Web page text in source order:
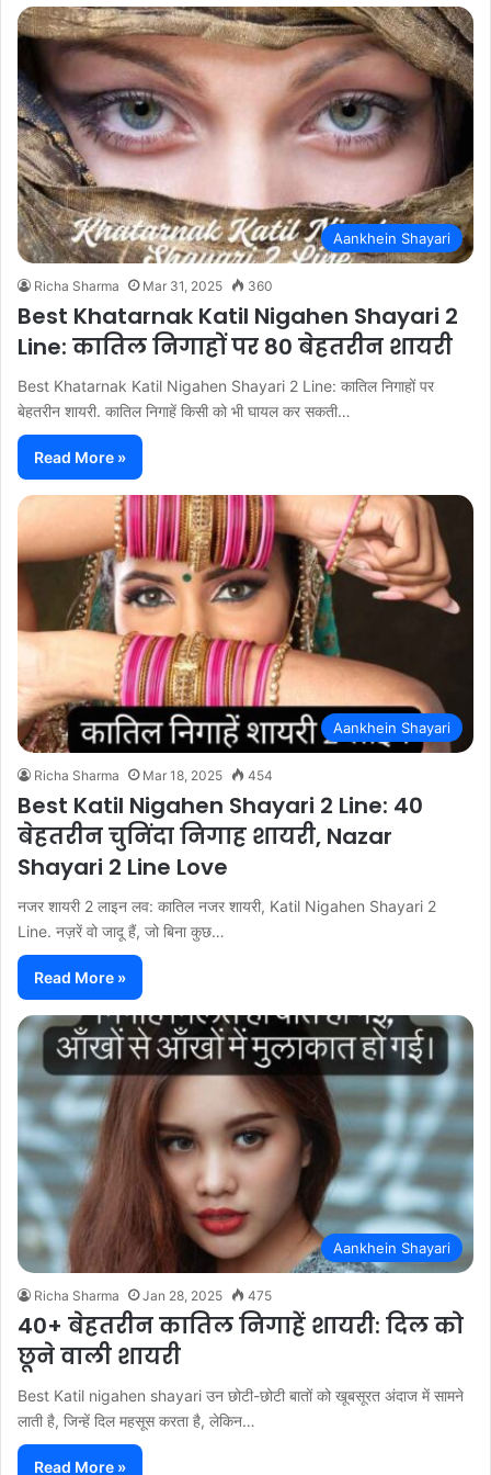
Aankhein Shayari
Richa Sharma Mar 31, 2025 360
Best Khatarnak Katil Nigahen Shayari 2
Line: कातिल निगाहों पर 80 बेहतरीन शायरी
Best Khatarnak Katil Nigahen Shayari 2 Line: कातिल निगाहों पर
बेहतरीन शायरी. कातिल निगाहें किसी को भी घायल कर सकती…
Read More »
Aankhein Shayari
Richa Sharma Mar 18, 2025 454
Best Katil Nigahen Shayari 2 Line: 40
बेहतरीन चुनिंदा निगाह शायरी, Nazar
Shayari 2 Line Love
नजर शायरी 2 लाइन लव: कातिल नजर शायरी, Katil Nigahen Shayari 2
Line. नज़रें वो जादू हैं, जो बिना कुछ…
Read More »
Aankhein Shayari
Richa Sharma Jan 28, 2025 475
40+ बेहतरीन कातिल निगाहें शायरी: दिल को
छूने वाली शायरी
Best Katil nigahen shayari उन छोटी-छोटी बातों को खूबसूरत अंदाज में सामने
लाती है, जिन्हें दिल महसूस करता है, लेकिन…
Read More »